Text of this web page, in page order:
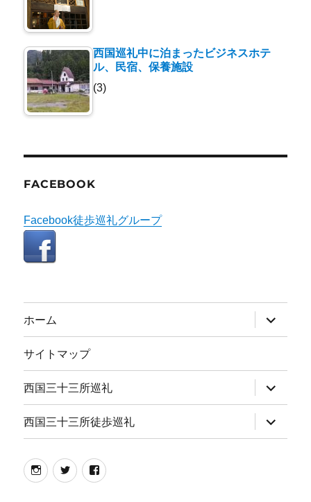
西国巡礼中に泊まったビジネスホテ
ル、民宿、保養施設
(3)
FACEBOOK
Facebook徒歩巡礼グループ
ホーム
ブ
メ
ー
を
展
開
サイトマップ
西国三十三所巡礼
ブ
メ
ュ
ー
西国三十三所徒歩巡礼
ブ
メ
instagram
twitterfacebook